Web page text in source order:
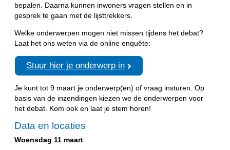
bepalen. Daarna kunnen inwoners vragen stellen en in
gesprek te gaan met de lijsttrekkers.
Welke onderwerpen mogen niet missen tijdens het debat?
Laat het ons weten via de online enquête:
Stuur hier je onderwerp in
Je kunt tot 9 maart je onderwerp(en) of vraag insturen. Op
basis van de inzendingen kiezen we de onderwerpen voor
het debat. Kom ook en laat je stem horen!
Data en locaties
Woensdag 11 maart